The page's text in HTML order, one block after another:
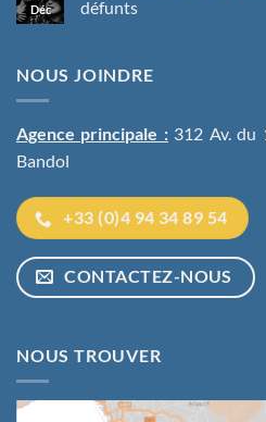
présider
lors
les
Déc
défunts
Les
pleureuses
femmes
payées
défunts
NOUS JOINDRE
Agence principale :312 Av. du
Bandol
+33 (0)4 94 34 89 54
CONTACTEZ-NOUS
NOUS TROUVER